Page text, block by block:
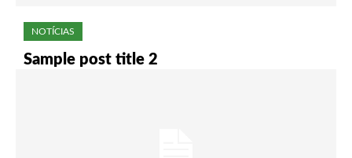
NOTÍCIAS
Sample post title 2